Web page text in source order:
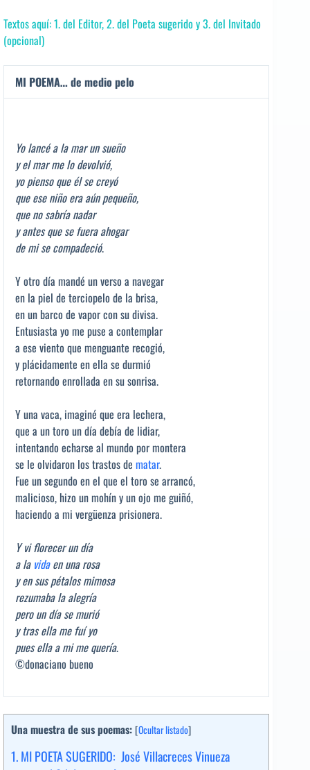
Textos aquí: 1. del Editor, 2. del Poeta sugerido y 3. del Invitado
(opcional)
MI POEMA… de medio pelo
Yo lancé a la mar un sueño
y el mar me lo devolvió,
yo pienso que él se creyó
que ese niño era aún pequeño,
que no sabría nadar
y antes que se fuera ahogar
de mi se compadeció.
Y otro día mandé un verso a navegar
en la piel de terciopelo de la brisa,
en un barco de vapor con su divisa.
Entusiasta yo me puse a contemplar
a ese viento que menguante recogió,
y plácidamente en ella se durmió
retornando enrollada en su sonrisa.
Y una vaca, imaginé que era lechera,
que a un toro un día debía de lidiar,
intentando echarse al mundo por montera
se le olvidaron los trastos de matar.
Fue un segundo en el que el toro se arrancó,
malicioso, hizo un mohín y un ojo me guiñó,
haciendo a mi vergüenza prisionera.
Y vi florecer un día
a la vidaen una rosa
y en sus pétalos mimosa
rezumaba la alegría
pero un día se murió
y tras ella me fuí yo
pues ella a mi me quería.
©donaciano bueno
Una muestra de sus poemas: [Ocultar listado]
1.MI POETA SUGERIDO: José Villacreces Vinueza